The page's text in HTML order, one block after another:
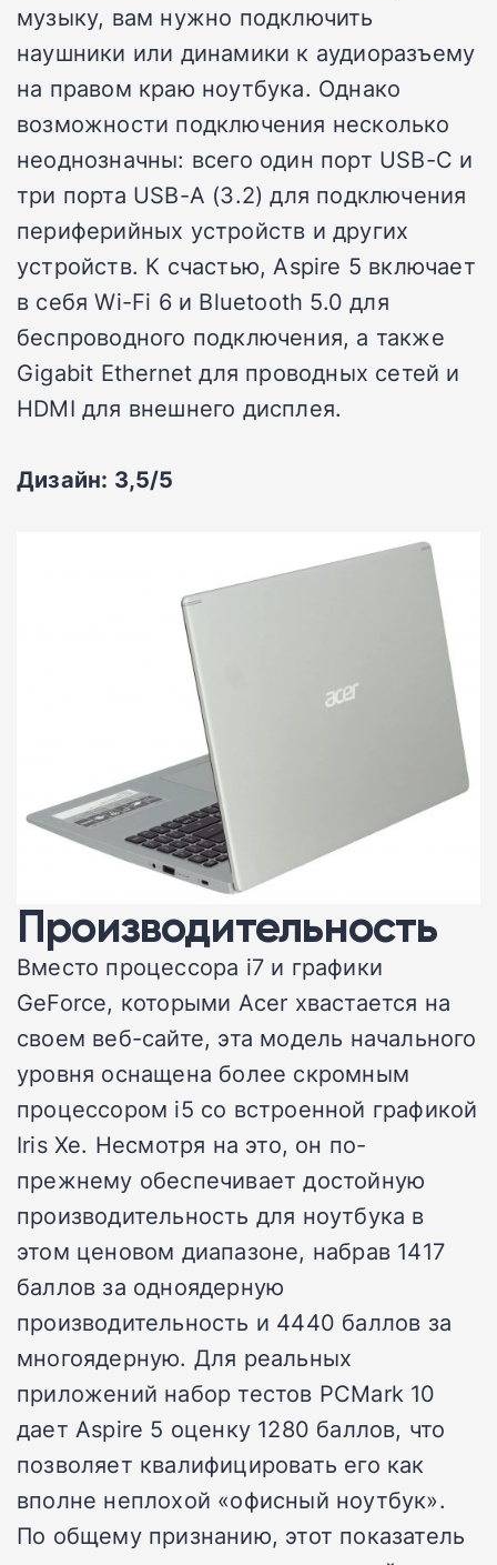
музыку, вам нужно подключить
наушники или динамики к аудиоразъему
на правом краю ноутбука. Однако
возможности подключения несколько
неоднозначны: всего один порт USB-C и
три порта USB-A (3.2) для подключения
периферийных устройств и других
устройств. К счастью, Aspire 5 включает
в себя Wi-Fi 6 и Bluetooth 5.0 для
беспроводного подключения, а также
Gigabit Ethernet для проводных сетей и
HDMI для внешнего дисплея.
Дизайн: 3,5/5
Производительность
Вместо процессора i7 и графики
GeForce, которыми Acer хвастается на
своем веб-сайте, эта модель начального
уровня оснащена более скромным
процессором i5 со встроенной графикой
Iris Xe. Несмотря на это, он по-
прежнему обеспечивает достойную
производительность для ноутбука в
этом ценовом диапазоне, набрав 1417
баллов за одноядерную
производительность и 4440 баллов за
многоядерную. Для реальных
приложений набор тестов PCMark 10
дает Aspire 5 оценку 1280 баллов, что
позволяет квалифицировать его как
вполне неплохой «офисный ноутбук».
По общему признанию, этот показатель